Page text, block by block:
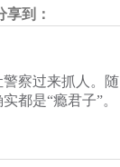
享到：
察过来抓人。随
都是“瘾君子”。